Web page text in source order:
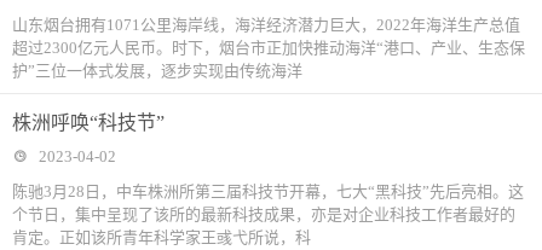
山东烟台拥有1071公里海岸线，海洋经济潜力巨大，2022年海洋生产总值
超过2300亿元人民币。时下，烟台市正加快推动海洋“港口、产业、生态保
护”三位一体式发展，逐步实现由传统海洋
株洲呼唤“科技节”
2023-04-02
陈驰3月28日，中车株洲所第三届科技节开幕，七大“黑科技”先后亮相。这
个节日，集中呈现了该所的最新科技成果，亦是对企业科技工作者最好的
肯定。正如该所青年科学家王彧弋所说，科